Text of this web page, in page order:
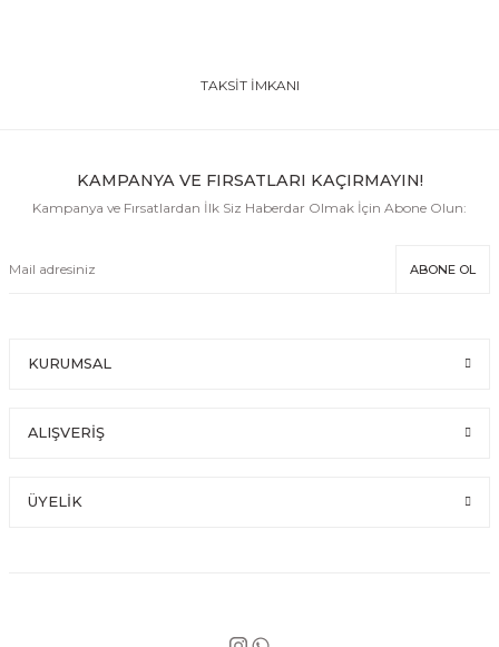
TAKSİT İMKANI
KAMPANYA VE FIRSATLARI KAÇIRMAYIN!
Kampanya ve Fırsatlardan İlk Siz Haberdar Olmak İçin Abone Olun:
ABONE OL
KURUMSAL
ALIŞVERİŞ
ÜYELİK